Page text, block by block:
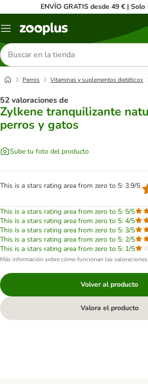
ENVÍO GRATIS desde 49 € |
Menú
Buscar
productos
Perros Vitaminas y suplementos dietéticos
52 valoraciones de
Zylkene tranquilizante
perros y gatos
Sube tu foto del producto
This is a stars rating area from zero to 5: 3.9/5
This is a stars rating area from zero to 5: 5/5
This is a stars rating area from zero to 5: 4/5
This is a stars rating area from zero to 5: 3/5
This is a stars rating area from zero to 5: 2/5
This is a stars rating area from zero to 5: 1/5
Más información sobre cómo funcionan las valoraciones
Volver al producto
Valora el producto